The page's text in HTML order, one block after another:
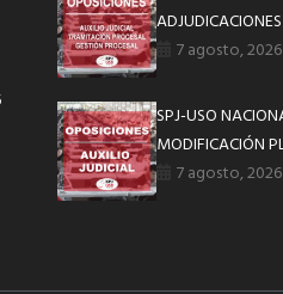
7 agosto, 2026
SPJ-USO
MODIFICACIÓN
7 agosto, 2026